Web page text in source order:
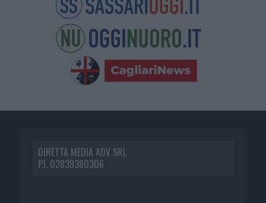
DIRETTA MEDIA ADV SRL
P.I. 02839380306